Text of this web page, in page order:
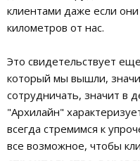
клиентами даже если
километров от нас.
Это свидетельствует
который мы вышли,
сотрудничать, значит в
"Архилайн"
всегда стремимся к
все возможное, чтобы